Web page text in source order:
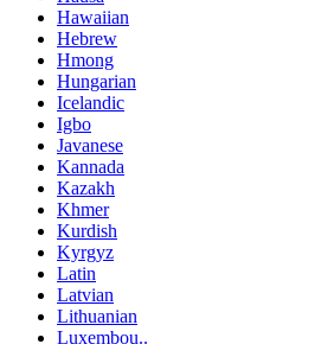
Hawaiian
Hebrew
Hmong
Hungarian
Icelandic
Igbo
Javanese
Kannada
Kazakh
Khmer
Kurdish
Kyrgyz
Latin
Latvian
Lithuanian
Luxembou..